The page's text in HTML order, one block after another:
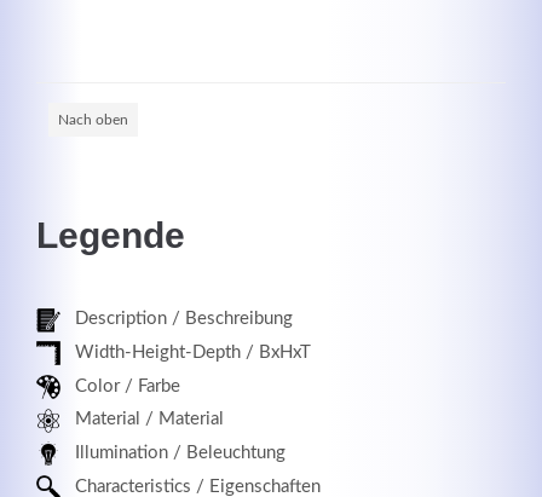
Nach oben
Legende
Description / Beschreibung
Width-Height-Depth / BxHxT
Color / Farbe
Material / Material
Illumination / Beleuchtung
Characteristics / Eigenschaften